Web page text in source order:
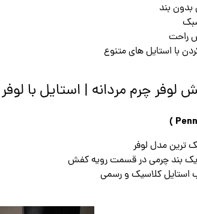
بدون بند
راحت
با استایل های متنوع
لوفر چرم مردانه | استایل با
ترین مدل لوفر
یک بند چرمی در قسمت رویه کفش
استایل کلاسیک و رسمی